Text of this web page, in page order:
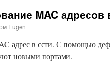
MAC адресов
Eugen
адрес в сети. С помощью
новыми портами.